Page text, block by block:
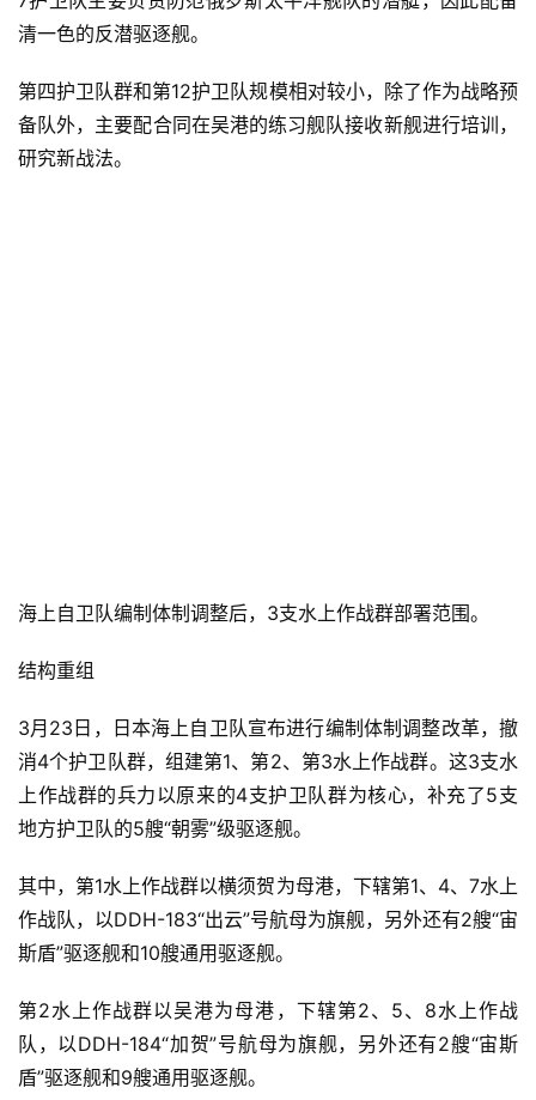
清一色的反潜驱逐舰。
第四护卫队群和第12护卫队规模相对较小，除了作为战略预
备队外，主要配合同在吴港的练习舰队接收新舰进行培训，
研究新战法。
海上自卫队编制体制调整后，3支水上作战群部署范围。
结构重组
3月23日，日本海上自卫队宣布进行编制体制调整改革，撤
消4个护卫队群，组建第1、第2、第3水上作战群。这3支水
上作战群的兵力以原来的4支护卫队群为核心，补充了5支
地方护卫队的5艘“朝雾”级驱逐舰。
其中，第1水上作战群以横须贺为母港，下辖第1、4、7水上
作战队，以DDH-183“出云”号航母为旗舰，另外还有2艘“宙
斯盾”驱逐舰和10艘通用驱逐舰。
第2水上作战群以吴港为母港，下辖第2、5、8水上作战
队，以DDH-184“加贺”号航母为旗舰，另外还有2艘“宙斯
盾”驱逐舰和9艘通用驱逐舰。